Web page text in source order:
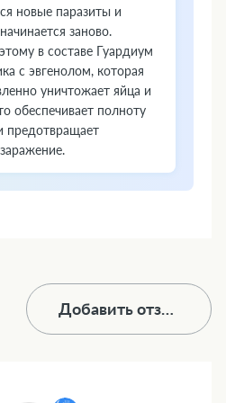
новые паразиты и
заново.
в составе Гуардиум
с эвгенолом, которая
уничтожает яйца и
обеспечивает полноту
предотвращает
Добавить отзыв